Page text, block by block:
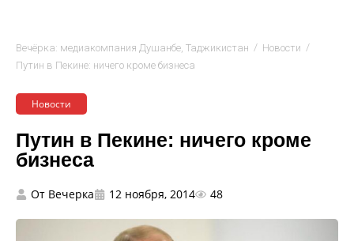
Вечёрка: медиакомпания Душанбе, Таджикистан / Новости /
Путин в Пекине: ничего кроме бизнеса
Новости
Путин в Пекине: ничего кроме
бизнеса
От Вечерка 12 ноября, 2014 48